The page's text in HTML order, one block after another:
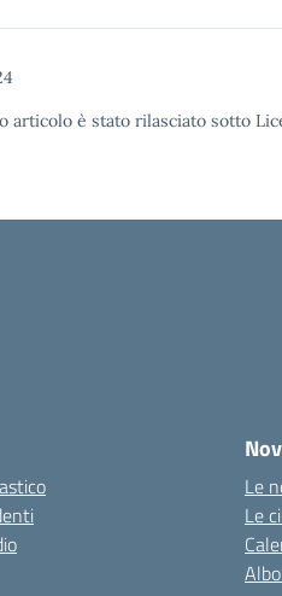
articolo è stato rilasciato sotto
Le
Le